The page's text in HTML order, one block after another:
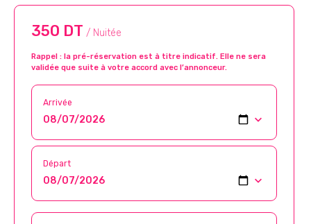
350 DT / Nuitée
Rappel : la pré-réservation est à titre indicatif. Elle ne sera
validée que suite à votre accord avec l’annonceur.
Arrivée
Départ